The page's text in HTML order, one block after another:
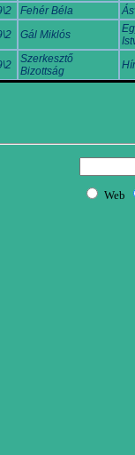
Fehér Béla
Gál Miklós
Szerkesztő
Bizottság